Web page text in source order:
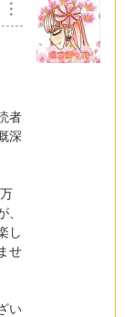
︙
者
深
し
せ
い